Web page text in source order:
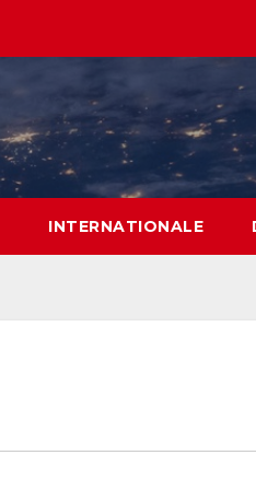
INTERNATIONALE